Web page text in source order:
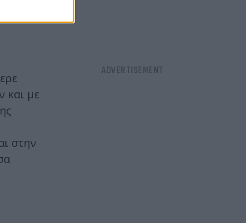
και με
στην